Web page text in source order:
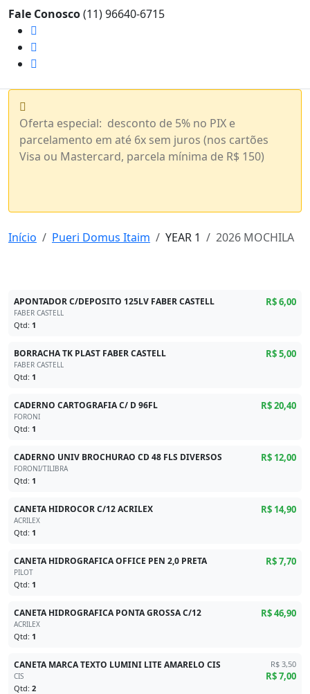
Fale Conosco(11) 96640-6715
Oferta especial: desconto de 5% no PIX e
parcelamento em até 6x sem juros (nos cartões
Visa ou Mastercard, parcela mínima de R$ 150)
Início Pueri Domus Itaim YEAR 1 2026 MOCHILA
APONTADOR C/DEPOSITO 125LV FABER CASTELL
FABER CASTELL
Qtd: 1
R$ 6,00
BORRACHA TK PLAST FABER CASTELL
FABER CASTELL
Qtd: 1
R$ 5,00
CADERNO CARTOGRAFIA C/ D 96FL
FORONI
Qtd: 1
R$ 20,40
CADERNO UNIV BROCHURAO CD 48 FLS DIVERSOS
FORONI/TILIBRA
Qtd: 1
R$ 12,00
CANETA HIDROCOR C/12 ACRILEX
ACRILEX
Qtd: 1
R$ 14,90
CANETA HIDROGRAFICA OFFICE PEN 2,0 PRETA
PILOT
Qtd: 1
R$ 7,70
CANETA HIDROGRAFICA PONTA GROSSA C/12
ACRILEX
Qtd: 1
R$ 46,90
CANETA MARCA TEXTO LUMINI LITE AMARELO CIS
CIS
Qtd: 2
R$ 3,50
R$ 7,00